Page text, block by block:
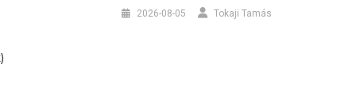
2026-08-05 Tokaji Tamás